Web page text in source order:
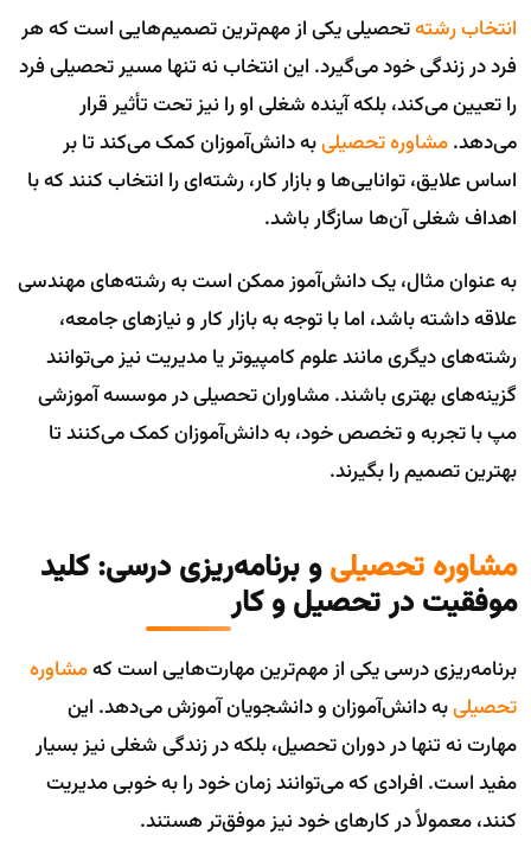
انتخاب رشتهتحصیلی یکی از مهم‌ترین تصمیم‌هایی است که هر
فرد در زندگی خود می‌گیرد. این انتخاب نه تنها مسیر تحصیلی فرد
را تعیین می‌کند، بلکه آینده شغلی او را نیز تحت تأثیر قرار
می‌دهد.مشاوره تحصیلیبه دانش‌آموزان کمک می‌کند تا بر
اساس علایق، توانایی‌ها و بازار کار، رشته‌ای را انتخاب کنند که با
اهداف شغلی آن‌ها سازگار باشد.
به عنوان مثال، یک دانش‌آموز ممکن است به رشته‌های مهندسی
علاقه داشته باشد، اما با توجه به بازار کار و نیازهای جامعه،
رشته‌های دیگری مانند علوم کامپیوتر یا مدیریت نیز می‌توانند
گزینه‌های بهتری باشند. مشاوران تحصیلی در موسسه آموزشی
مپ با تجربه و تخصص خود، به دانش‌آموزان کمک می‌کنند تا
بهترین تصمیم را بگیرند.
مشاوره تحصیلیو برنامه‌ریزی درسی: کلید
موفقیت در تحصیل و کار
برنامه‌ریزی درسی یکی از مهم‌ترین مهارت‌هایی است کهمشاوره
تحصیلیبه دانش‌آموزان و دانشجویان آموزش می‌دهد. این
مهارت نه تنها در دوران تحصیل، بلکه در زندگی شغلی نیز بسیار
مفید است. افرادی که می‌توانند زمان خود را به خوبی مدیریت
کنند، معمولاً در کارهای خود نیز موفق‌تر هستند.